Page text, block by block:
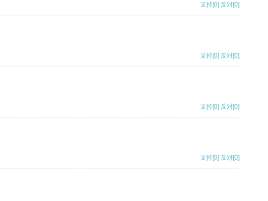
支持[0] 反对[0]
支持[0] 反对[0]
支持[0] 反对[0]
支持[0] 反对[0]